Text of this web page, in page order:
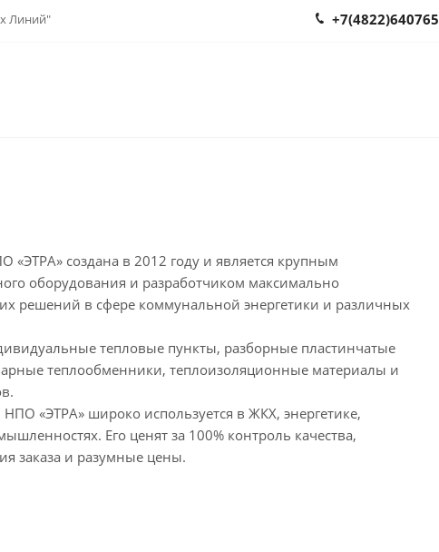
Линий" +7(4822)640765
создана в 2012 году и является крупным
оборудования и разработчиком максимально
решений в сфере коммунальной энергетики и различных
тепловые пункты, разборные пластинчатые
теплообменники, теплоизоляционные материалы и
«ЭТРА» широко используется в ЖКХ, энергетике,
Его ценят за 100% контроль качества,
заказа и разумные цены.